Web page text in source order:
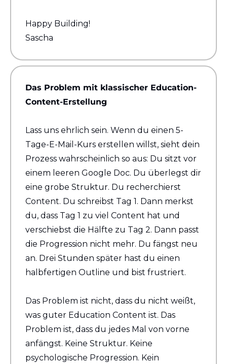
Happy Building!
Sascha
Das Problem mit klassischer Education-
Content-Erstellung
Lass uns ehrlich sein. Wenn du einen 5-
Tage-E-Mail-Kurs erstellen willst, sieht dein
Prozess wahrscheinlich so aus: Du sitzt vor
einem leeren Google Doc. Du überlegst dir
eine grobe Struktur. Du recherchierst
Content. Du schreibst Tag 1. Dann merkst
du, dass Tag 1 zu viel Content hat und
verschiebst die Hälfte zu Tag 2. Dann passt
die Progression nicht mehr. Du fängst neu
an. Drei Stunden später hast du einen
halbfertigen Outline und bist frustriert.
Das Problem ist nicht, dass du nicht weißt,
was guter Education Content ist. Das
Problem ist, dass du jedes Mal von vorne
anfängst. Keine Struktur. Keine
psychologische Progression. Kein